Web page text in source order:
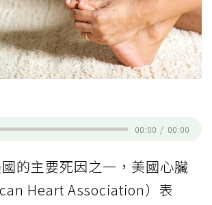
00:00 / 00:00
的主要死因之一，美國心臟
Heart Association）表